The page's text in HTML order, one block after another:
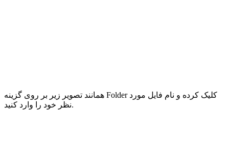
همانند تصویر زیر بر روی گزینه Folder کلیک کرده و نام فایل مورد
نظر خود را وارد کنید.